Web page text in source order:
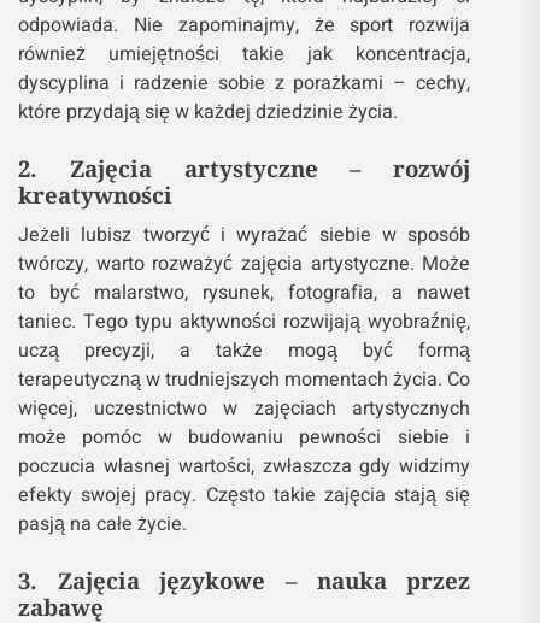
odpowiada. Nie zapominajmy, że sport rozwija
również umiejętności takie jak koncentracja,
dyscyplina i radzenie sobie z porażkami – cechy,
które przydają się w każdej dziedzinie życia.
2. Zajęcia artystyczne – rozwój
kreatywności
Jeżeli lubisz tworzyć i wyrażać siebie w sposób
twórczy, warto rozważyć zajęcia artystyczne. Może
to być malarstwo, rysunek, fotografia, a nawet
taniec. Tego typu aktywności rozwijają wyobraźnię,
uczą precyzji, a także mogą być formą
terapeutyczną w trudniejszych momentach życia. Co
więcej, uczestnictwo w zajęciach artystycznych
może pomóc w budowaniu pewności siebie i
poczucia własnej wartości, zwłaszcza gdy widzimy
efekty swojej pracy. Często takie zajęcia stają się
pasją na całe życie.
3. Zajęcia językowe – nauka przez
zabawę